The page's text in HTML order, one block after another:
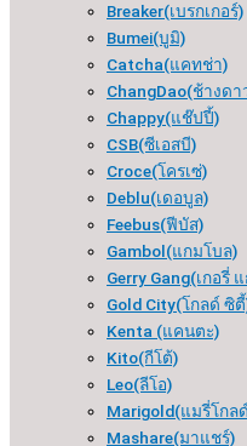
Breaker(เบรกเกอร์​)
Bumei(บูมิ)
Catcha(แคทช่า)
ChangDao(ช้างดา
Chappy(แช๊ปปี้)
CSB(ซีเอสบี)
Croce(โครเซ่)
Deblu(เดอบูล)
Feebus(ฟีบัส)
Gambol(แกมโบล)
Gerry Gang(เกอรี่
Gold City(โกลด์ ซิ
Kenta (แคนตะ)
Kito(กีโต้)
Leo(ลีโอ)
Marigold(แมรี่โกล
Mashare(มาแชร์)